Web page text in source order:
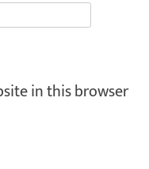
in this browser